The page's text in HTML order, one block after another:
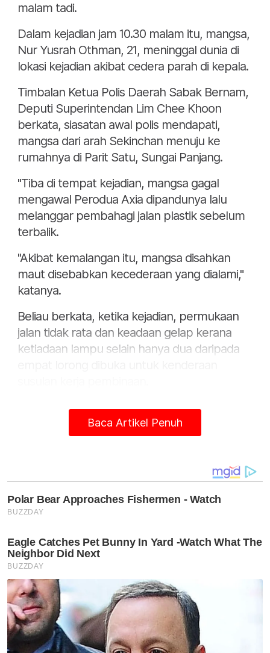
malam tadi.
Dalam kejadian jam 10.30 malam itu, mangsa,
Nur Yusrah Othman, 21, meninggal dunia di
lokasi kejadian akibat cedera parah di kepala.
Timbalan Ketua Polis Daerah Sabak Bernam,
Deputi Superintendan Lim Chee Khoon
berkata, siasatan awal polis mendapati,
mangsa dari arah Sekinchan menuju ke
rumahnya di Parit Satu, Sungai Panjang.
"Tiba di tempat kejadian, mangsa gagal
mengawal Perodua Axia dipandunya lalu
melanggar pembahagi jalan plastik sebelum
terbalik.
"Akibat kemalangan itu, mangsa disahkan
maut disebabkan kecederaan yang dialami,"
katanya.
Beliau berkata, ketika kejadian, permukaan
jalan tidak rata dan keadaan gelap kerana
ketiadaan lampu selain hanya dua daripada
Menurutnya, mayat mangsa kemudian
dibawa ke Hospital Tengku Ampuan Jemaah
(HTAJ) Sabak Bernam untuk bedah siasat.
"Kes disiasat mengikut Seksyen 41(1) Akta
Pengangkutan Jalan (APJ) 1987," katanya.
Artikel Berkaitan:
Warga emas maut kereta terbabas, terbalik
Anggota tentera hilang ditemui maut, kereta terbalik
dalam parit
Muat turun aplikasi Sinar Harian.Klik di sini!
Harap bantu kajian selidik kami dan
dapatkan baucar tunai.
Baca Artikel Penuh